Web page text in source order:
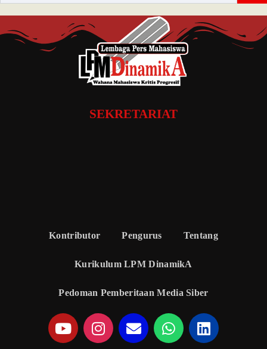
SEKRETARIAT
Kontributor Pengurus Tentang
Kurikulum LPM DinamikA
Pedoman Pemberitaan Media Siber